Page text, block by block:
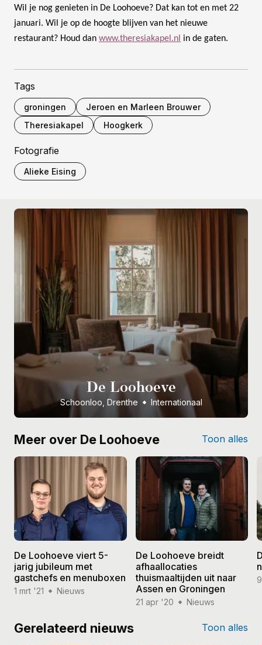
Wil je nog genieten in De Loohoeve? Dat kan tot en met 22
januari. Wil je op de hoogte blijven van het nieuwe
restaurant? Houd dan www.theresiakapel.nl in de gaten.
Tags
groningen
Jeroen en Marleen Brouwer
Theresiakapel
Hoogkerk
Fotografie
Alieke Eising
De Loohoeve
Schoonloo, Drenthe Internationaal
Meer over De Loohoeve Toon alles
De Loohoeve viert 5-
jarig jubileum met
gastchefs en menuboxen
1 mrt '21 Nieuws
De Loohoeve breidt
afhaallocaties
thuismaaltijden uit naar
Assen en Groningen
21 apr '20 Nieuws
Gerelateerd nieuws Toon alles